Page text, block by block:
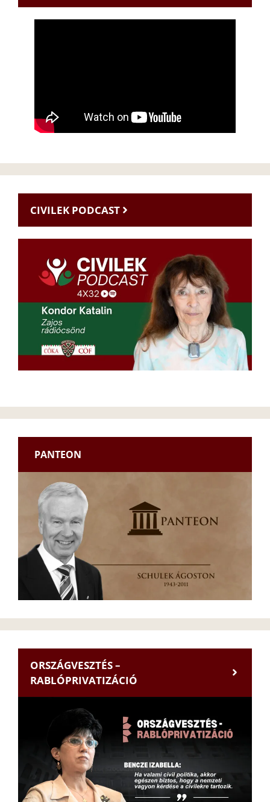
CIVILEK PODCAST
PANTEON
ORSZÁGVESZTÉS –
RABLÓPRIVATIZÁCIÓ